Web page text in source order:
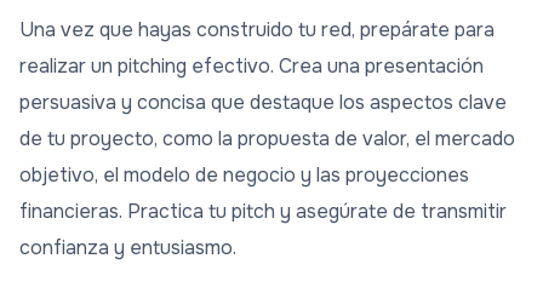
Una vez que hayas construido tu red, prepárate para
realizar un pitching efectivo. Crea una presentación
persuasiva y concisa que destaque los aspectos clave
de tu proyecto, como la propuesta de valor, el mercado
objetivo, el modelo de negocio y las proyecciones
financieras. Practica tu pitch y asegúrate de transmitir
confianza y entusiasmo.